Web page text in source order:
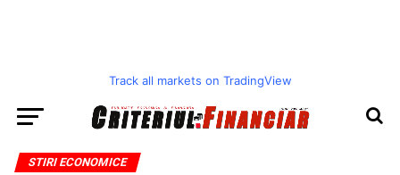
Track all markets on TradingView
STIRI ECONOMICE